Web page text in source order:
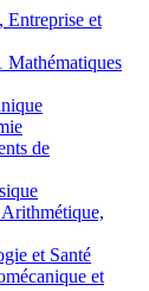
et
de
et Santé
et